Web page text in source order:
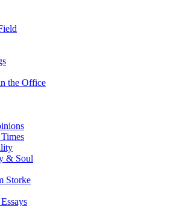
the Office
& Soul
Storke